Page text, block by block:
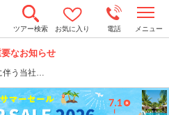
ツアー検索 お気に入り 電話 メニュー
なお知らせ
伴う当社…
o
n
a
v